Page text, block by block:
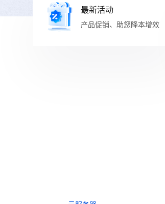
最新活动
产品促销、助您降本增效